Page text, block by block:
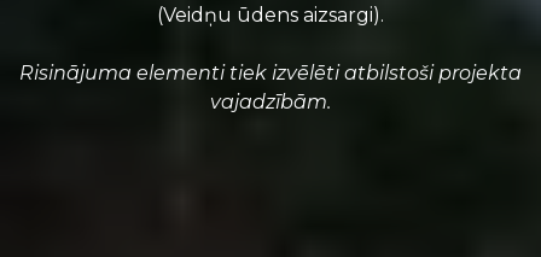
(Veidņu ūdens aizsargi).
Risinājuma elementi tiek izvēlēti atbilstoši projekta
vajadzībām.